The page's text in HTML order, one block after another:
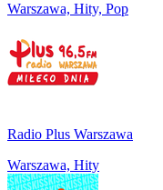
Warszawa, Hity, Pop
Radio Plus Warszawa
Warszawa, Hity